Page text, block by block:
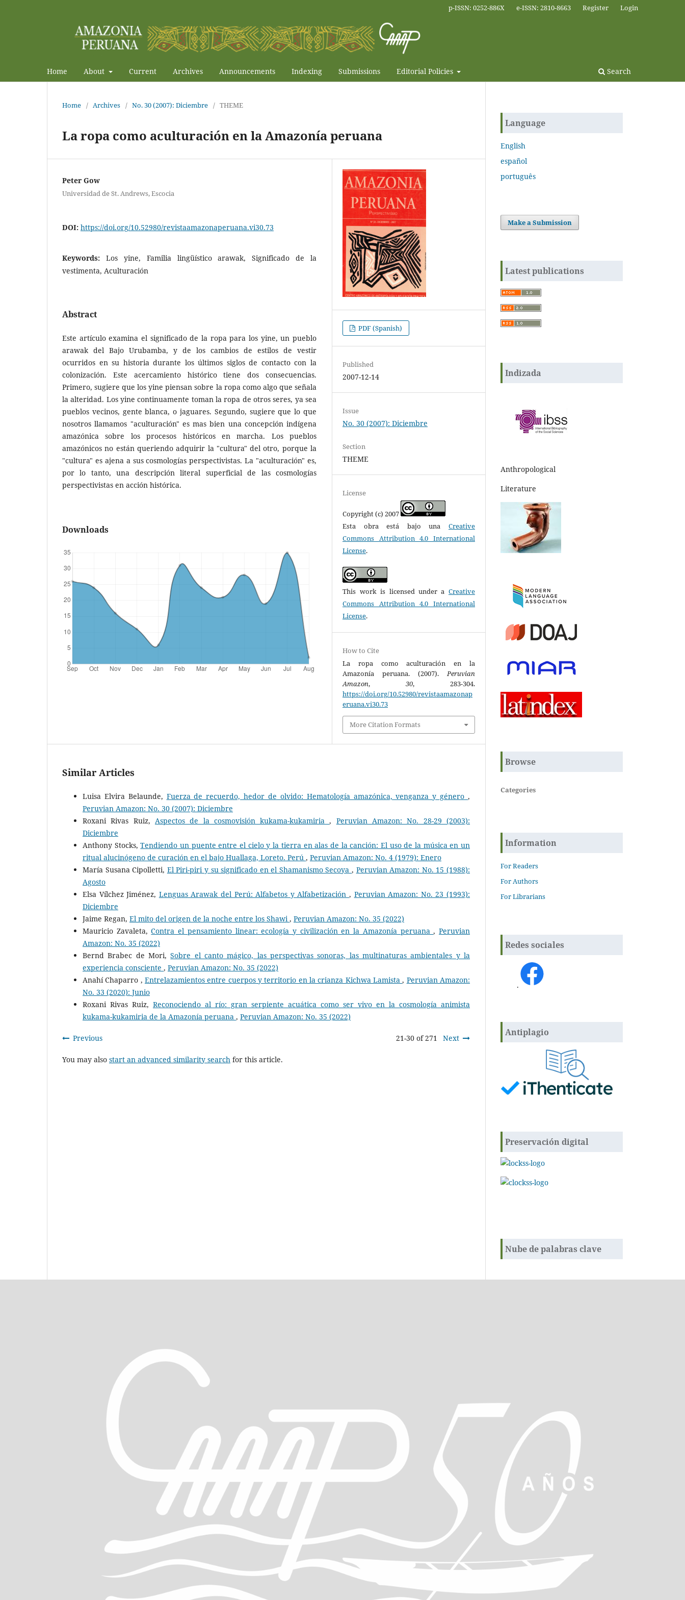
Home About Current Archives Announcements Indexing Submissions Editorial Policies Search
p-ISSN: 0252-886X e-ISSN: 2810-8663 Register Login
Home / Archives / No. 30 (2007): Diciembre / THEME
La ropa como aculturación en la Amazonía peruana
Peter Gow
Universidad de St. Andrews, Escocia
DOI: https://doi.org/10.52980/revistaamazonaperuana.vi30.73
Keywords: Los yine, Familia lingüístico arawak, Significado de la
vestimenta, Aculturación
Abstract
Este artículo examina el significado de la ropa para los yine, un pueblo
arawak del Bajo Urubamba, y de los cambios de estilos de vestir
ocurridos en su historia durante los últimos siglos de contacto con la
colonización. Este acercamiento histórico tiene dos consecuencias.
Primero, sugiere que los yine piensan sobre la ropa como algo que señala
la alteridad. Los yine continuamente toman la ropa de otros seres, ya sea
pueblos vecinos, gente blanca, o jaguares. Segundo, sugiere que lo que
nosotros llamamos "aculturación" es mas bien una concepción indígena
amazónica sobre los procesos históricos en marcha. Los pueblos
amazónicos no están queriendo adquirir la "cultura" del otro, porque la
"cultura" es ajena a sus cosmologías perspectivistas. La "aculturación" es,
por lo tanto, una descripción literal superficial de las cosmologías
perspectivistas en acción histórica.
Downloads
PDF (Spanish)
Published
2007-12-14
Issue
No. 30 (2007): Diciembre
Section
THEME
License
Copyright (c) 2007
Esta obra está bajo una Creative
Commons Attribution 4.0 International
License.
This work is licensed under a Creative
Commons Attribution 4.0 International
License.
How to Cite
La ropa como aculturación en la
Amazonía peruana. (2007).Peruvian
Amazon, 30, 283-304.
https://doi.org/10.52980/revistaamazonap
eruana.vi30.73
More Citation Formats
Similar Articles
Luisa Elvira Belaunde, Fuerza de recuerdo, hedor de olvido: Hematología amazónica, venganza y género,
Peruvian Amazon: No. 30 (2007): Diciembre
Roxani Rivas Ruiz, Aspectos de la cosmovisión kukama-kukamiria, Peruvian Amazon: No. 28-29 (2003):
Diciembre
Anthony Stocks,Tendiendo un puente entre el cielo y la tierra en alas de la canción: El uso de la música en un
ritual alucinógeno de curación en el bajo Huallaga, Loreto. Perú , Peruvian Amazon: No. 4 (1979): Enero
María Susana Cipolletti, El Piri-piri y su significado en el Shamanismo Secoya, Peruvian Amazon: No. 15 (1988):
Agosto
Elsa Vílchez Jiménez, Lenguas Arawak del Perú: Alfabetos y Alfabetización, Peruvian Amazon: No. 23 (1993):
Diciembre
Jaime Regan, El mito del origen de la noche entre los Shawi , Peruvian Amazon: No. 35 (2022)
Mauricio Zavaleta,Contra el pensamiento linear: ecología y civilización en la Amazonía peruana,Peruvian
Amazon: No. 35 (2022)
Bernd Brabec de Mori,Sobre el canto mágico, las perspectivas sonoras, las multinaturas ambientales y la
experiencia consciente , Peruvian Amazon: No. 35 (2022)
Anahí Chaparro , Entrelazamientos entre cuerpos y territorio en la crianza Kichwa Lamista, Peruvian Amazon:
No. 33 (2020): Junio
Roxani Rivas Ruiz, Reconociendo al río: gran serpiente acuática como ser vivo en la cosmología animista
kukama-kukamiria de la Amazonía peruana , Peruvian Amazon: No. 35 (2022)
Previous 21-30 of 271 Next
You may also start an advanced similarity search for this article.
Language
English
español
português
Make a Submission
Latest publications
Indizada
Anthropological
Literature
Browse
Categories
Information
For Readers
For Authors
For Librarians
Redes sociales
.
Antiplagio
Preservación digital
Nube de palabras clave